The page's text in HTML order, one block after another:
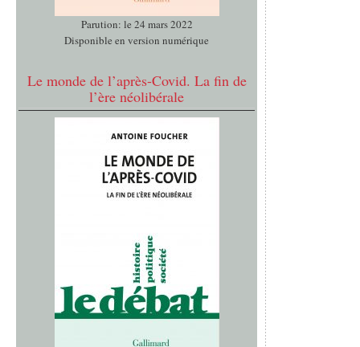
Parution: le 24 mars 2022
Disponible en version numérique
Le monde de l’après-Covid. La fin de
l’ère néolibérale